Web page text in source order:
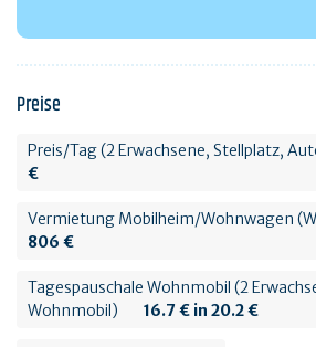
Preise
Preis/Tag (2 Erwachsene, Stellplatz,
€
Vermietung Mobilheim/Wohnwagen
806 €
Tagespauschale Wohnmobil (2
Wohnmobil)
16.7 € in 20.2 €